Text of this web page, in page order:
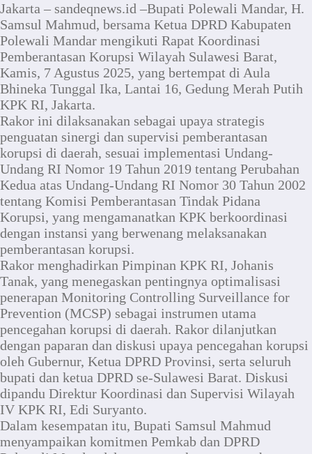
Jakarta – sandeqnews.id –Bupati Polewali Mandar, H.
Samsul Mahmud, bersama Ketua DPRD Kabupaten
Polewali Mandar mengikuti Rapat Koordinasi
Pemberantasan Korupsi Wilayah Sulawesi Barat,
Kamis, 7 Agustus 2025, yang bertempat di Aula
Bhineka Tunggal Ika, Lantai 16, Gedung Merah Putih
KPK RI, Jakarta.
Rakor ini dilaksanakan sebagai upaya strategis
penguatan sinergi dan supervisi pemberantasan
korupsi di daerah, sesuai implementasi Undang-
Undang RI Nomor 19 Tahun 2019 tentang Perubahan
Kedua atas Undang-Undang RI Nomor 30 Tahun 2002
tentang Komisi Pemberantasan Tindak Pidana
Korupsi, yang mengamanatkan KPK berkoordinasi
dengan instansi yang berwenang melaksanakan
pemberantasan korupsi.
Rakor menghadirkan Pimpinan KPK RI, Johanis
Tanak, yang menegaskan pentingnya optimalisasi
penerapan Monitoring Controlling Surveillance for
Prevention (MCSP) sebagai instrumen utama
pencegahan korupsi di daerah. Rakor dilanjutkan
dengan paparan dan diskusi upaya pencegahan korupsi
oleh Gubernur, Ketua DPRD Provinsi, serta seluruh
bupati dan ketua DPRD se-Sulawesi Barat. Diskusi
dipandu Direktur Koordinasi dan Supervisi Wilayah
IV KPK RI, Edi Suryanto.
Dalam kesempatan itu, Bupati Samsul Mahmud
menyampaikan komitmen Pemkab dan DPRD